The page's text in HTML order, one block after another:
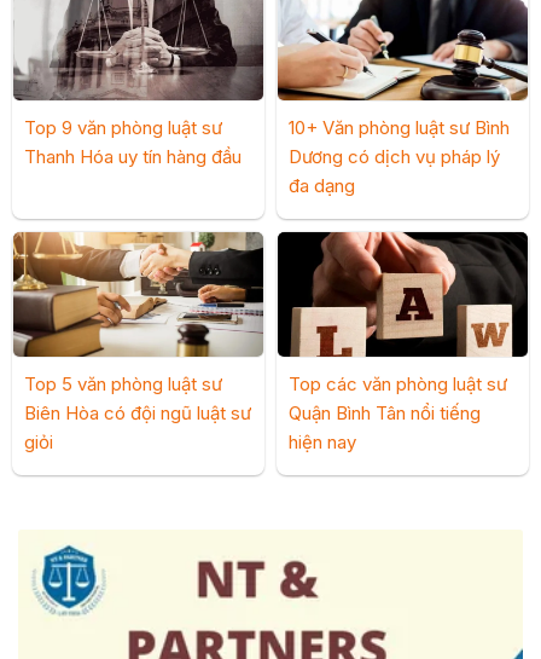
Top 9 văn phòng luật sư
Thanh Hóa uy tín hàng đầu
10+ Văn phòng luật sư Bình
Dương có dịch vụ pháp lý
đa dạng
Top 5 văn phòng luật sư
Biên Hòa có đội ngũ luật sư
giỏi
Top các văn phòng luật sư
Quận Bình Tân nổi tiếng
hiện nay